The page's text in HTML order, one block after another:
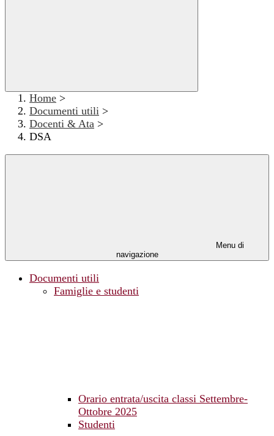
Home >
Documenti utili >
Docenti & Ata >
DSA
Menu di
navigazione
Documenti utili
Famiglie e studenti
Orario entrata/uscita classi Settembre-
Ottobre 2025
Studenti